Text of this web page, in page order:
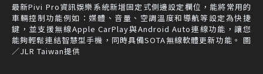
最新Pivi Pro資訊娛樂系統新增固定式側邊設定欄位，能將常用的
車輛控制功能例如：媒體、音量、空調溫度和導航等設定為快捷
鍵，並支援無線Apple CarPlay與Android Auto連線功能，讓您
能夠輕鬆連結智慧型手機，同時具備SOTA無線軟體更新功能。 圖
／JLR Taiwan提供